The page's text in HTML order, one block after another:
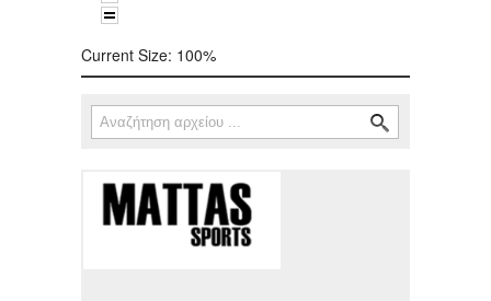
Current Size: 100%
Φόρμα αναζήτησης
Αναζήτηση